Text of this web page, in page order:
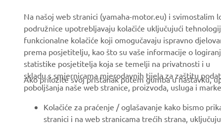
About us
Events
Press
Working at Yamaha
eBike systems
Authorities & Police
Golfcourses
First responders
Robotics
Na našoj web stranici (yamaha-motor.eu) i
podružnice upotrebljavaju kolačiće uključujući
funkcionalne kolačiće koji omogučavaju ispravno
prema posjetitelju, kao što su vaše informacije o
statistike posjetitelja koja se temelji na privatnosti i u
skladu s smjernicama mjerodavnih tijela za zaštitu
poboljšanja naše web stranice, proizvoda, usluga i
Ako priložite svoj pristanak putem gumba u nastavku,
Kolačiće za praćenje / oglašavanje kako bismo
stranici i na web stranicama trećih strana,